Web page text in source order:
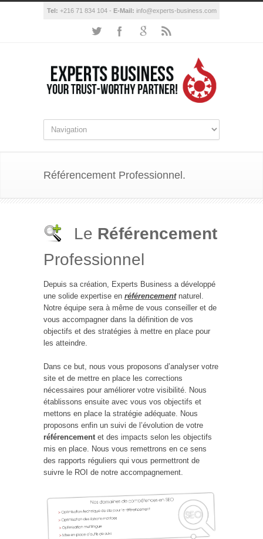
Tel: +216 71 834 104 - E-Mail: info@experts-business.com
Référencement Professionnel.
Le Référencement
Professionnel
Depuis sa création, Experts Business a développé
une solide expertise en référencementnaturel.
Notre équipe sera à même de vous conseiller et de
vous accompagner dans la définition de vos
objectifs et des stratégies à mettre en place pour
les atteindre.
Dans ce but, nous vous proposons d’analyser votre
site et de mettre en place les corrections
nécessaires pour améliorer votre visibilité. Nous
établissons ensuite avec vous vos objectifs et
mettons en place la stratégie adéquate. Nous
proposons enfin un suivi de l’évolution de votre
référencementet des impacts selon les objectifs
mis en place. Nous vous remettrons en ce sens
des rapports réguliers qui vous permettront de
suivre le ROI de notre accompagnement.